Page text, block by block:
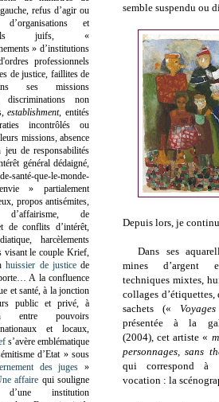
semble suspendu ou
Depuis lors, je
Dans ses
mines d’argent
techniques mixtes,
collages
sachets («
présentée à la
(2004), cet artiste «
personnages, sans
qui correspond à
vocation : la
refus d’agir ou
d’organisations et
juifs, «
» d’institutions
professionnels
de justice, faillites de
ses missions
discriminations non
establishment, entités
incontrôlés ou
missions, absence
jeu de responsabilités
général dédaigné,
santé-que-le-monde-
envie » partialement
propos antisémites,
d’affairisme, de
de conflits d’intérêt,
harcèlements
visant le couple Krief,
huissier de justicede
A la confluence
et santé, à la jonction
public et privé, à
entre pouvoirs
et locaux,
s’avère emblématique
d’Etat » sous
des juges »
affaire qui souligne
d’une institution